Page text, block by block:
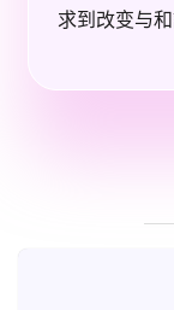
求到改变与和